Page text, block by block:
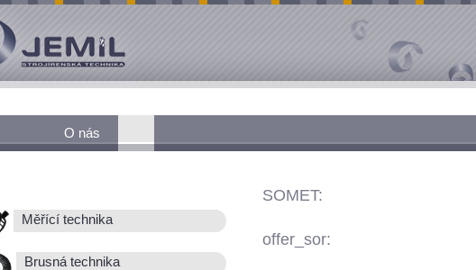
O nás
Měřící technika
Brusná technika
SOMET:
offer_sor: